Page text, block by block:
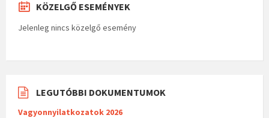
KÖZELGŐ ESEMÉNYEK
Jelenleg nincs közelgő esemény
LEGUTÓBBI DOKUMENTUMOK
Vagyonnyilatkozatok 2026